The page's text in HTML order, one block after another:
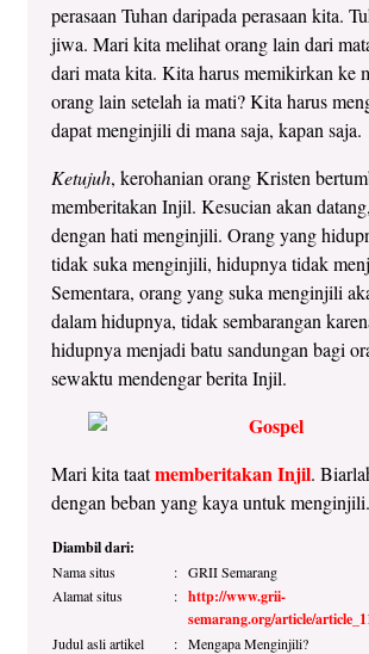
perasaan Tuhan daripada perasaan kita.
jiwa. Mari kita melihat orang lain dari
dari mata kita. Kita harus memikirkan ke
orang lain setelah ia mati? Kita harus
dapat menginjili di mana saja, kapan saja.
Ketujuh, kerohanian orang Kristen
memberitakan Injil. Kesucian akan
dengan hati menginjili. Orang yang
tidak suka menginjili, hidupnya tidak
Sementara, orang yang suka menginjili
dalam hidupnya, tidak sembarangan
hidupnya menjadi batu sandungan bagi
sewaktu mendengar berita Injil.
Mari kita taatmemberitakan Injil.
dengan beban yang kaya untuk menginjili.
Diambil dari:
Nama situs : GRII Semarang
Alamat situs
: http://www.grii-
semarang.org/article/
Judul asli artikel : Mengapa Menginjili?